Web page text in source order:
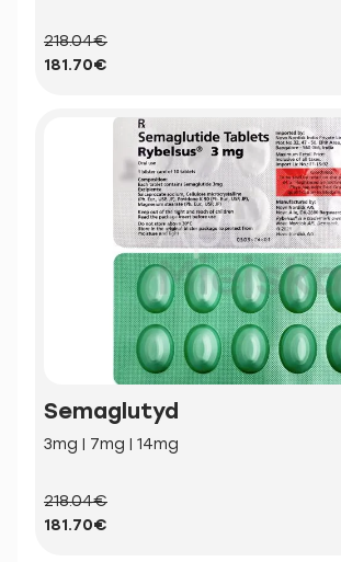
218.04€
181.70€
Semaglutyd
3mg | 7mg | 14mg
218.04€
181.70€